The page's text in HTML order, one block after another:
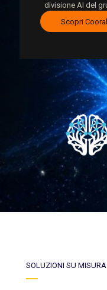
divisione AI del
Scopri
SOLUZIONI SU MISURA